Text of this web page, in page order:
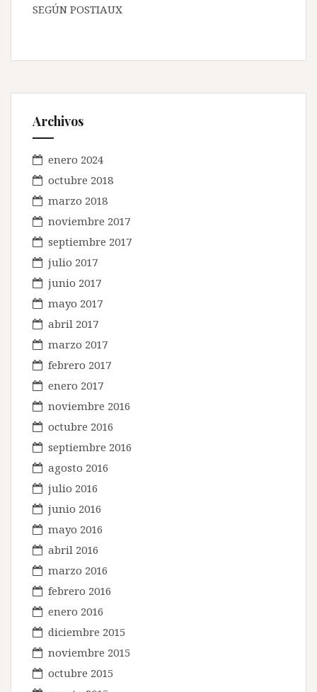
SEGÚN POSTIAUX
Archivos
enero 2024
octubre 2018
marzo 2018
noviembre 2017
septiembre 2017
julio 2017
junio 2017
mayo 2017
abril 2017
marzo 2017
febrero 2017
enero 2017
noviembre 2016
octubre 2016
septiembre 2016
agosto 2016
julio 2016
junio 2016
mayo 2016
abril 2016
marzo 2016
febrero 2016
enero 2016
diciembre 2015
noviembre 2015
octubre 2015